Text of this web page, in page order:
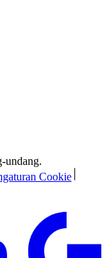
undang.
Cookie